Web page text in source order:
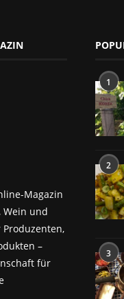
Magazin
Wein und
–
für
1
2
3